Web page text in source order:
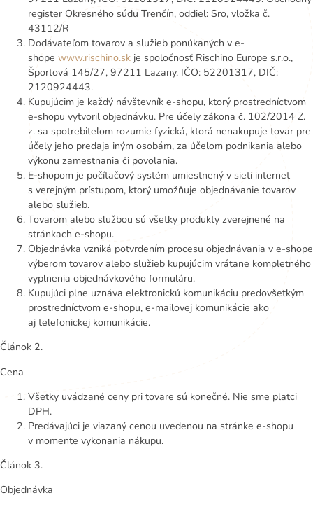
register Okresného súdu Trenčín, oddiel: Sro, vložka č.
43112/R
Dodávateľom tovarov a služieb ponúkaných v e-
shope www.rischino.sk je spoločnosť Rischino Europe s.r.o.,
Športová 145/27, 97211 Lazany, IČO: 52201317, DIČ:
2120924443.
Kupujúcim je každý návštevník e-shopu, ktorý prostredníctvom
e-shopu vytvoril objednávku. Pre účely zákona č. 102/2014 Z.
z. sa spotrebiteľom rozumie fyzická, ktorá nenakupuje tovar pre
účely jeho predaja iným osobám, za účelom podnikania alebo
výkonu zamestnania či povolania.
E-shopom je počítačový systém umiestnený v sieti internet
s verejným prístupom, ktorý umožňuje objednávanie tovarov
alebo služieb.
Tovarom alebo službou sú všetky produkty zverejnené na
stránkach e-shopu.
Objednávka vzniká potvrdením procesu objednávania v e-shope
výberom tovarov alebo služieb kupujúcim vrátane kompletného
vyplnenia objednávkového formuláru.
Kupujúci plne uznáva elektronickú komunikáciu predovšetkým
prostredníctvom e-shopu, e-mailovej komunikácie ako
aj telefonickej komunikácie.
Článok 2.
Cena
Všetky uvádzané ceny pri tovare sú konečné. Nie sme platci
DPH.
Predávajúci je viazaný cenou uvedenou na stránke e-shopu
v momente vykonania nákupu.
Článok 3.
Objednávka